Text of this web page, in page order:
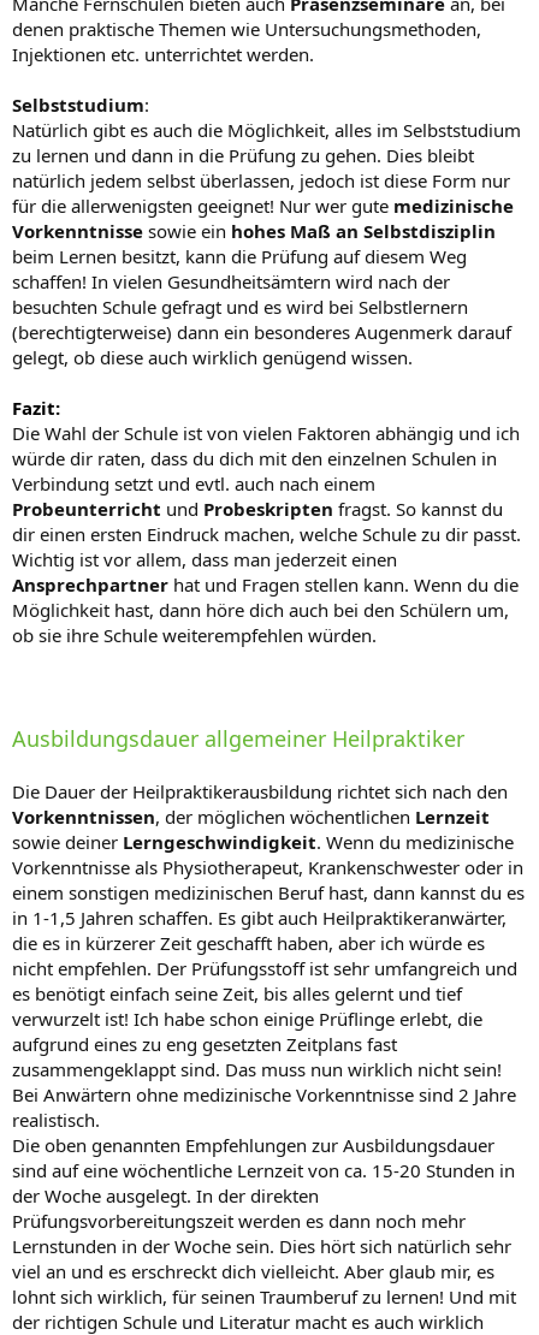
denen praktische Themen wie Untersuchungsmethoden,
Injektionen etc. unterrichtet werden.
Selbststudium:
Natürlich gibt es auch die Möglichkeit, alles im Selbststudium
zu lernen und dann in die Prüfung zu gehen. Dies bleibt
natürlich jedem selbst überlassen, jedoch ist diese Form nur
für die allerwenigsten geeignet! Nur wer gute medizinische
Vorkenntnisse sowie ein hohes Maß an Selbstdisziplin
beim Lernen besitzt, kann die Prüfung auf diesem Weg
schaffen! In vielen Gesundheitsämtern wird nach der
besuchten Schule gefragt und es wird bei Selbstlernern
(berechtigterweise) dann ein besonderes Augenmerk darauf
gelegt, ob diese auch wirklich genügend wissen.
Fazit:
Die Wahl der Schule ist von vielen Faktoren abhängig und ich
würde dir raten, dass du dich mit den einzelnen Schulen in
Verbindung setzt und evtl. auch nach einem
Probeunterricht und Probeskripten fragst. So kannst du
dir einen ersten Eindruck machen, welche Schule zu dir passt.
Wichtig ist vor allem, dass man jederzeit einen
Ansprechpartner hat und Fragen stellen kann. Wenn du die
Möglichkeit hast, dann höre dich auch bei den Schülern um,
ob sie ihre Schule weiterempfehlen würden.
Ausbildungsdauer allgemeiner Heilpraktiker
Die Dauer der Heilpraktikerausbildung richtet sich nach den
Vorkenntnissen, der möglichen wöchentlichen Lernzeit
sowie deiner Lerngeschwindigkeit. Wenn du medizinische
Vorkenntnisse als Physiotherapeut, Krankenschwester oder in
einem sonstigen medizinischen Beruf hast, dann kannst du es
in 1-1,5 Jahren schaffen. Es gibt auch Heilpraktikeranwärter,
die es in kürzerer Zeit geschafft haben, aber ich würde es
nicht empfehlen. Der Prüfungsstoff ist sehr umfangreich und
es benötigt einfach seine Zeit, bis alles gelernt und tief
verwurzelt ist! Ich habe schon einige Prüflinge erlebt, die
aufgrund eines zu eng gesetzten Zeitplans fast
zusammengeklappt sind. Das muss nun wirklich nicht sein!
Bei Anwärtern ohne medizinische Vorkenntnisse sind 2 Jahre
realistisch.
Die oben genannten Empfehlungen zur Ausbildungsdauer
sind auf eine wöchentliche Lernzeit von ca. 15-20 Stunden in
der Woche ausgelegt. In der direkten
Prüfungsvorbereitungszeit werden es dann noch mehr
Lernstunden in der Woche sein. Dies hört sich natürlich sehr
viel an und es erschreckt dich vielleicht. Aber glaub mir, es
lohnt sich wirklich, für seinen Traumberuf zu lernen! Und mit
der richtigen Schule und Literatur macht es auch wirklich